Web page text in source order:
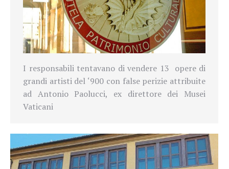
I responsabili tentavano di vendere 13 opere di
grandi artisti del ‘900 con false perizie attribuite
ad Antonio Paolucci, ex direttore dei Musei
Vaticani